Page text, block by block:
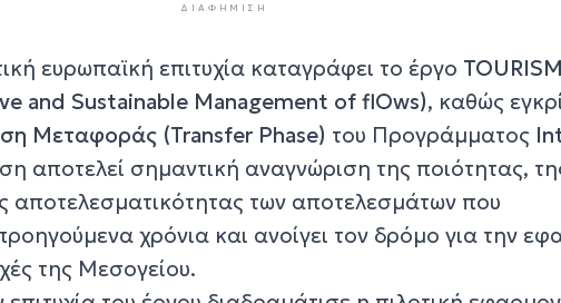
ΔΙΑΦΉΜΙΣΗ
ευρωπαϊκή επιτυχία καταγράφει το έργο
and Sustainable Management of flOws), καθώς
Μεταφοράς (Transfer Phase) του Προγράμματος
αποτελεί σημαντική αναγνώριση της ποιότητας,
αποτελεσματικότητας των αποτελεσμάτων που
χρόνια και ανοίγει τον δρόμο για την
της Μεσογείου.